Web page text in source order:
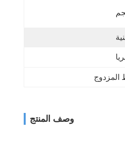
وصف المنتج